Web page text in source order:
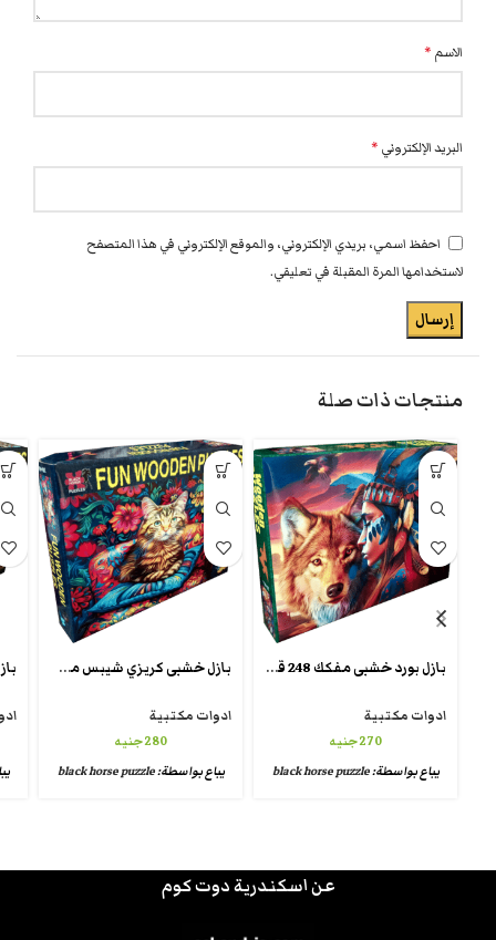
الاسم *
البريد الإلكتروني *
احفظ اسمي، بريدي الإلكتروني، والموقع الإلكتروني في هذا المتصفح
لاستخدامها المرة المقبلة في تعليقي.
منتجات ذات صلة
بازل بورد خشبى مفكك 248 قطعة تقطيع كريزى شيبس wooden crazy puzzle
ادوات مكتبية
270جنيه
يباع بواسطة:black horse puzzle
بازل خشبى كريزي شيبس من بلاك هورس fun wooden puzzle
ادوات مكتبية
280جنيه
يباع بواسطة:black horse puzzle
عن اسكندرية دوت كوم